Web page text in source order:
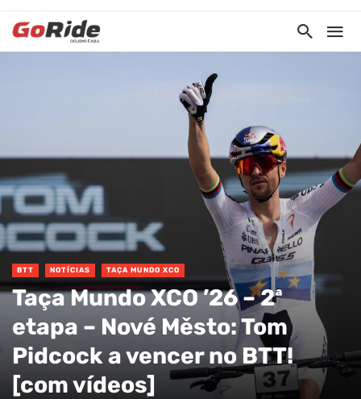
BTT NOTÍCIAS TAÇA MUNDO XCO
Taça Mundo XCO ’26 – 2ª
etapa – Nové Město: Tom
Pidcock a vencer no BTT!
[com vídeos]